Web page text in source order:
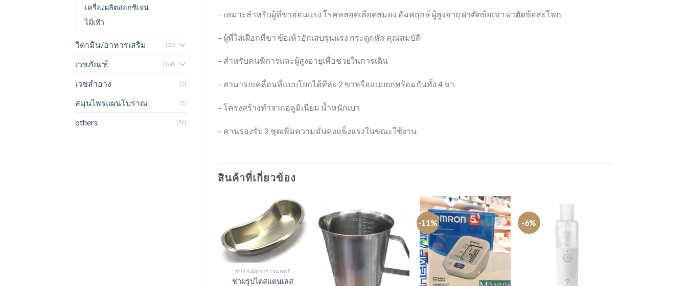
เครื่องผลิตออกซิเจน
ไม้เท้า
วิตามิน/อาหารเสริม (35)
เวชภัณฑ์ (168)
เวชสำอาง (5)
สมุนไพรแผนโบราณ (1)
others (56)
– เหมาะสำหรับผู้ที่ขาอ่อนแรง โรคหลอดเลือดสมอง อัมพฤกษ์ ผู้สูงอายุ ผ่าตัดข้อเข่า ผ่าตัดข้อสะโพก
– ผู้ที่ใส่เฝือกที่ขา ข้อเท้าอักเสบรุนแรง กระดูกหัก คุณสมบัติ
– สำหรับคนพิการและผู้สูงอายุเพื่อช่วยในการเดิน
– สามารถเคลื่อนที่แบบโยกได้ทีละ 2 ขาหรือแบบยกพร้อมกันทั้ง 4 ขา
– โครงสร้างทำจากอลูมิเนียม น้ำหนักเบา
– คานรองรับ 2 ชุดเพิ่มความมั่นคงแข็งแรงในขณะใช้งาน
สินค้าที่เกี่ยวข้อง
อุปกรณ์ทางการแพทย์
ชามรูปไตสแตนเลส
-11% -6%